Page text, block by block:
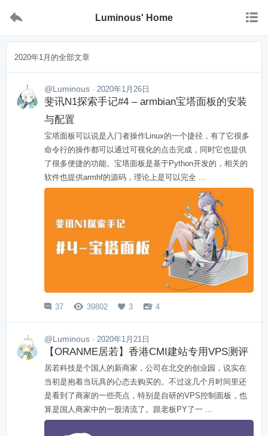
 Luminous' Home 
2020年1月的全部文章
@Luminous · 2020年1月26日
斐讯N1探索手记#4 – armbian宝塔面板的安装
与配置
宝塔面板可以说是入门者操作Linux的一个捷径，有了它很多
命令行的操作都可以通过可视化的点击完成，同时它也提供
了很多便捷的功能。宝塔面板是基于Python开发的，相关的
软件也提供armhf的源码，理论上是可以完全 ...
 37  39802  3  4
@Luminous · 2020年1月21日
【ORANME居若】香港CMI建站专用VPS测评
居若科技是个国人的新商家，公司在北交的创业园，说实在
当初是抱着当玩具的心态去购买的。不过这几个月时间里还
是看到了商家的一些亮点，特别是自研的VPS控制面板，也
算是国人商家中的一股清流了。跟老板PY了一 ...